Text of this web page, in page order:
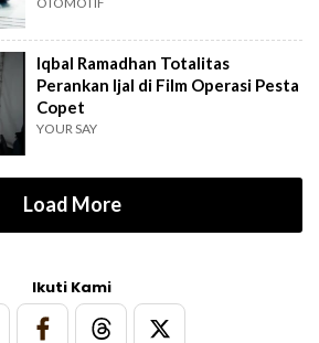
Iqbal Ramadhan Totalitas
Perankan Ijal di Film Operasi Pesta
Copet
YOUR SAY
Load More
Ikuti Kami